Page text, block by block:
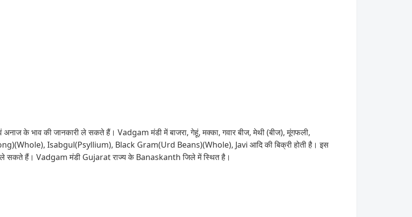
के भाव की जानकारी ले सकते हैं। Vadgam मंडी में बाजरा, गेहूं, मक्का, गवार बीज, मेथी (बीज), मूंगफली,
Isabgul(Psyllium), Black Gram(Urd Beans)(Whole), Javi आदि की बिक्री होती है। इस
सकते हैं। Vadgam मंडी Gujarat राज्य के Banaskanth जिले में स्थित है।